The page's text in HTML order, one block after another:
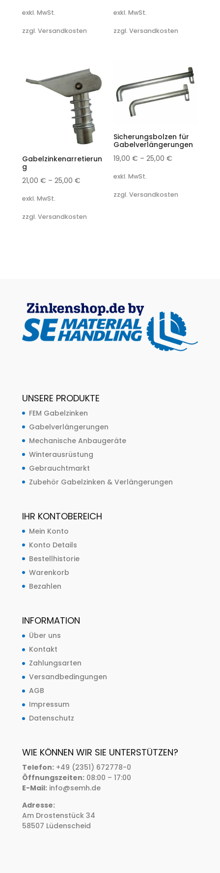
exkl. MwSt.
zzgl. Versandkosten
exkl. MwSt.
zzgl. Versandkosten
Gabelzinkenarretierun
g
21,00 € – 25,00 €
exkl. MwSt.
zzgl. Versandkosten
Sicherungsbolzen für
Gabelverlängerungen
19,00€ –25,00€
exkl. MwSt.
zzgl. Versandkosten
UNSERE PRODUKTE
FEM Gabelzinken
Gabelverlängerungen
Mechanische Anbaugeräte
Winterausrüstung
Gebrauchtmarkt
Zubehör Gabelzinken & Verlängerungen
IHR KONTOBEREICH
Mein Konto
Konto Details
Bestellhistorie
Warenkorb
Bezahlen
INFORMATION
Über uns
Kontakt
Zahlungsarten
Versandbedingungen
AGB
Impressum
Datenschutz
WIE KÖNNEN WIR SIE UNTERSTÜTZEN?
Telefon:+49 (2351) 672778-0
Öffnungszeiten:08:00 – 17:00
E-Mail:info@semh.de
Adresse:
Am Drostenstück 34
58507 Lüdenscheid